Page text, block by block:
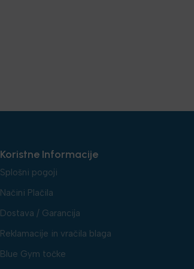
Koristne Informacije
Splošni pogoji
Načini Plačila
Dostava / Garancija
Reklamacije in vračila blaga
Blue Gym točke